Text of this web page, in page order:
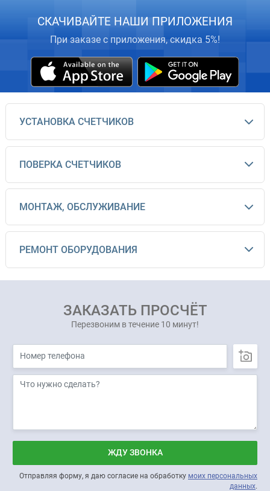
СКАЧИВАЙТЕ НАШИ ПРИЛОЖЕНИЯ
При заказе с приложения, скидка 5%!
УСТАНОВКА СЧЕТЧИКОВ
ПОВЕРКА СЧЕТЧИКОВ
МОНТАЖ, ОБСЛУЖИВАНИЕ
РЕМОНТ ОБОРУДОВАНИЯ
ЗАКАЗАТЬ ПРОСЧЁТ
Перезвоним в течение 10 минут!
ЖДУ ЗВОНКА
Отправляя форму, я даю согласие на обработку моих персональных
данных.